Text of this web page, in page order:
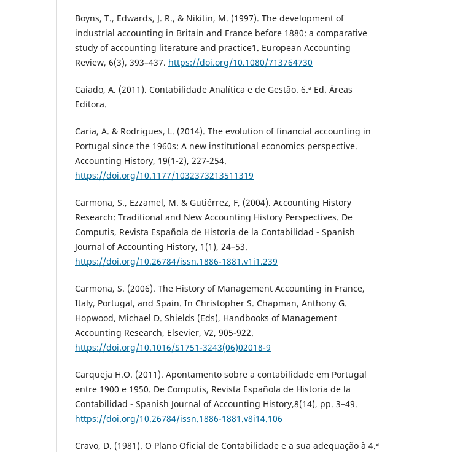
Boyns, T., Edwards, J. R., & Nikitin, M. (1997). The development of
industrial accounting in Britain and France before 1880: a comparative
study of accounting literature and practice1. European Accounting
Review, 6(3), 393–437. https://doi.org/10.1080/713764730
Caiado, A. (2011). Contabilidade Analítica e de Gestão. 6.ª Ed. Áreas
Editora.
Caria, A. & Rodrigues, L. (2014). The evolution of financial accounting in
Portugal since the 1960s: A new institutional economics perspective.
Accounting History, 19(1-2), 227-254.
https://doi.org/10.1177/1032373213511319
Carmona, S., Ezzamel, M. & Gutiérrez, F, (2004). Accounting History
Research: Traditional and New Accounting History Perspectives. De
Computis, Revista Española de Historia de la Contabilidad - Spanish
Journal of Accounting History, 1(1), 24–53.
https://doi.org/10.26784/issn.1886-1881.v1i1.239
Carmona, S. (2006). The History of Management Accounting in France,
Italy, Portugal, and Spain. In Christopher S. Chapman, Anthony G.
Hopwood, Michael D. Shields (Eds), Handbooks of Management
Accounting Research, Elsevier, V2, 905-922.
https://doi.org/10.1016/S1751-3243(06)02018-9
Carqueja H.O. (2011). Apontamento sobre a contabilidade em Portugal
entre 1900 e 1950. De Computis, Revista Española de Historia de la
Contabilidad - Spanish Journal of Accounting History,8(14), pp. 3–49.
https://doi.org/10.26784/issn.1886-1881.v8i14.106
Cravo, D. (1981). O Plano Oficial de Contabilidade e a sua adequação à 4.ª